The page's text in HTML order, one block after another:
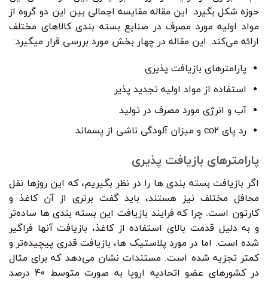
حوزه شکل بگیرد. این مقاله مقایسه اجمالی بین این دو گروه از
مواد اولیه مورد مصرف در صنایع بسته بندی کالاهای مختلف
ارائه می‌کند. این مقاله در چهار بخش مورد بررسی قرار میگیرد:
پارامترهای بازیافت پذیری
استفاده از مواد اولیه تجدید پذیر
آب و انرژی مورد مصرف در تولید
رد پای co۲ و میزان آلودگی ناشی از پسماند
پارامترهای بازیافت پذیری
اگر بازیافت بسته بندی ها را در نظر بگیریم، که این روزها نقل
محافل مختلف نیز هستند، باید گفت برتری از آن کاغذ و
کارتون است. چرا که فرایند بازیافت این بسته بندی ها ساده‌تر
و به دلیل قدمت بالای استفاده از کاغذ، بازیافت آنها فراگیر
شده است. اما در مورد پلاستیک ها، بازیافت قدری پیچیده‌تر و
کمتر تجزیه شده است. مستندات نشان می‌دهد که برای مثال
در کشورهای عضو اتحادیه اروپا به صورت متوسط ۴۰ درصد